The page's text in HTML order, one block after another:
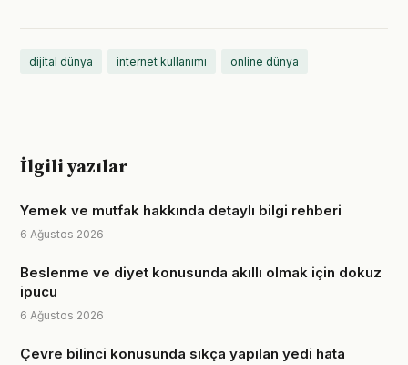
dijital dünya internet kullanımı online dünya
İlgili yazılar
Yemek ve mutfak hakkında detaylı bilgi rehberi
6 Ağustos 2026
Beslenme ve diyet konusunda akıllı olmak için dokuz
ipucu
6 Ağustos 2026
Çevre bilinci konusunda sıkça yapılan yedi hata